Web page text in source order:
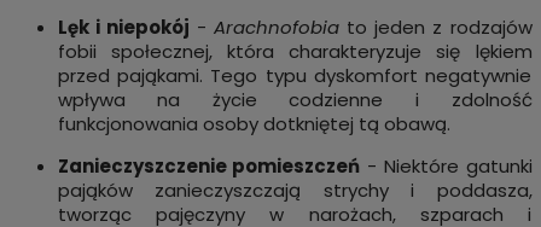
Lęk i niepokój - Arachnofobia to jeden z rodzajów
fobii społecznej, która charakteryzuje się lękiem
przed pająkami. Tego typu dyskomfort negatywnie
wpływa na życie codzienne i zdolność
funkcjonowania osoby dotkniętej tą obawą.
Zanieczyszczenie pomieszczeń - Niektóre gatunki
pająków zanieczyszczają strychy i poddasza,
tworząc pajęczyny w narożach, szparach i